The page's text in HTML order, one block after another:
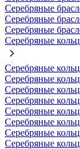
Серебряные
Серебряные
Серебряные
Серебряные
Серебряные
Серебряные
Серебряные
Серебряные
Серебряные
Серебряные
Серебряные
Серебряные